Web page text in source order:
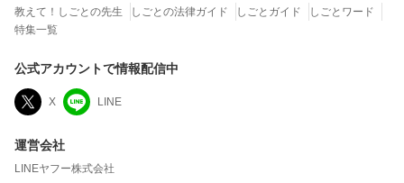
教えて！しごとの先生
しごとの法律ガイド しごとガイド
しごとワード
特集一覧
公式アカウントで情報配信中
X LINE
運営会社
LINEヤフー株式会社